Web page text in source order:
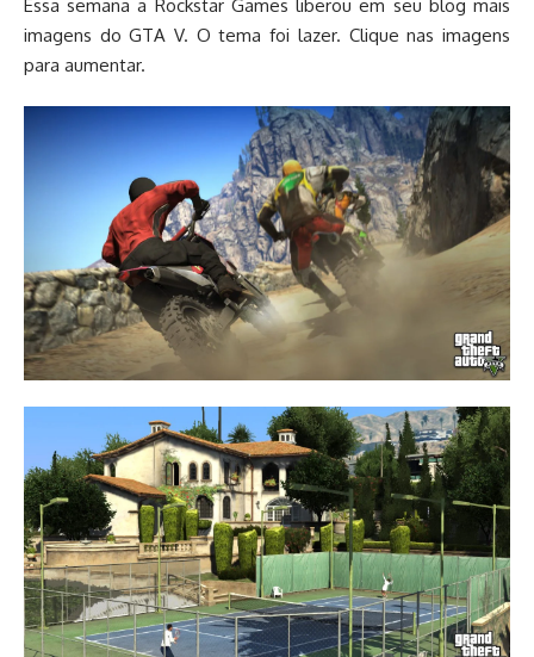
Essa semana a Rockstar Games liberou em seu blog mais
imagens do GTA V. O tema foi lazer. Clique nas imagens
para aumentar.